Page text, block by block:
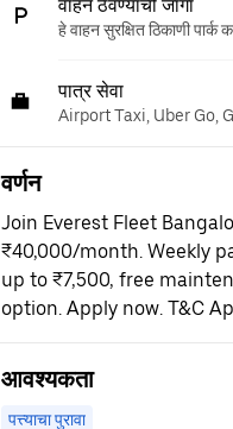
वाहन ठेवण्याची जागा
हे वाहन सुरक्षित ठिकाणी पार्क
पात्र सेवा
Airport Taxi, Uber Go,
वर्णन
Join Everest Fleet
₹40,000/month. Weekly
up to ₹7,500, free
option. Apply now. T&C
आवश्यकता
पत्त्याचा पुरावा